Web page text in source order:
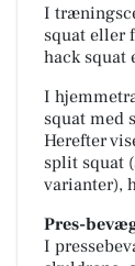
I
squat eller
hack squat
I
squat med
Herefter
split squat
varianter),
Pres-
I